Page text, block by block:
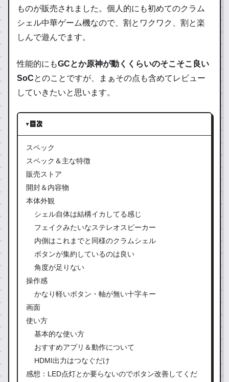
ものが販売されました。個人的にも初めてのクラム
シェル中華ゲーム機なので、割とワクワク、割と楽
しんで遊んでます。
性能的にもGCとか原神が動くくらいのそこそこ良い
SoCとのことですが、まぁその点も含めてレビュー
していきたいと思います。
目次
スペック
スペック＆主な特徴
販売ストア
開封＆内容物
本体外観
シェル自体は結構イカしてる感じ
フェイクみたいなステレオスピーカー
内側はこれまでと同様のクラムシェル
ボタンが集約しているのは良い
角度が足りない
操作感
かなり軽いボタン・軸が無い十字キー
画面
使い方
基本的な使い方
おすすめアプリ＆動作について
HDMI出力はつなぐだけ
感想：LED点灯とか要らないのでボタン改善してくだ